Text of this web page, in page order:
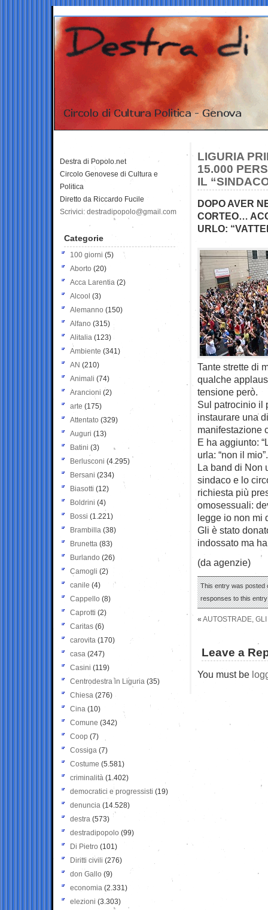
LIGURIA
15.000
IL
DOPO AVER
CORTEO…
URLO:
Tante strette di
qualche
tensione però.
Sul patrocinio il
instaurare una
manifestazione
E ha aggiunto:
urla: “non il mio”.
La band di Non
sindaco e lo
richiesta più
omosessuali:
legge io non mi
Gli è stato
indossato ma
(da agenzie)
This entry was posted
responses to this
« AUTOSTRADE,
Leave a
You must be
Destra di Popolo.net
Circolo Genovese di Cultura e
Politica
Diretto da Riccardo Fucile
Scrivici: destradipopolo@gmail.com
Categorie
100 giorni (5)
Aborto (20)
Acca Larentia (2)
Alcool (3)
Alemanno (150)
Alfano (315)
Alitalia (123)
Ambiente (341)
AN (210)
Animali (74)
Arancioni (2)
arte (175)
Attentato (329)
Auguri (13)
Batini (3)
Berlusconi (4.295)
Bersani (234)
Biasotti (12)
Boldrini (4)
Bossi (1.221)
Brambilla (38)
Brunetta (83)
Burlando (26)
Camogli (2)
canile (4)
Cappello (8)
Caprotti (2)
Caritas (6)
carovita (170)
casa (247)
Casini (119)
Centrodestra in Liguria (35)
Chiesa (276)
Cina (10)
Comune (342)
Coop (7)
Cossiga (7)
Costume (5.581)
criminalità (1.402)
democratici e progressisti (19)
denuncia (14.528)
destra (573)
destradipopolo (99)
Di Pietro (101)
Diritti civili (276)
don Gallo (9)
economia (2.331)
elezioni (3.303)